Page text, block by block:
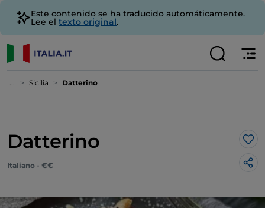
Este contenido se ha traducido automáticamente.
Lee el texto original.
... Sicilia Datterino
Datterino Me
Italiano - €€